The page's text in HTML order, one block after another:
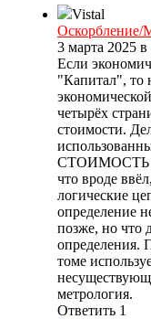
Vistal
Оскорбление/
3 марта 2025 в
Если
"Капитал", то
четырёх
стоимости.
СТОИМОСТЬ не
что вроде
логические
определение
позже, но что
определения.
томе
метрология.
Ответить 1